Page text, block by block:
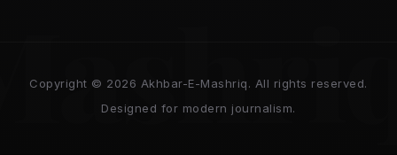
Copyright © 2026 Akhbar-E-Mashriq. All rights reserved.
Designed for modern journalism.